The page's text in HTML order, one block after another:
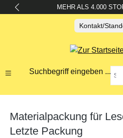
springen MEHR ALS 4.000
Kontakt/
Suchbegriff eingeben ...
Materialpackung für
Letzte Packung